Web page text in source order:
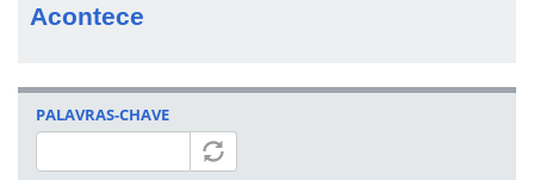
Acontece
PALAVRAS-CHAVE